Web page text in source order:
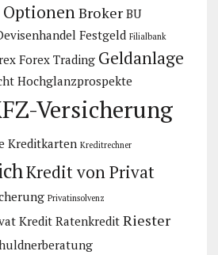
Broker BU
Festgeld Filialbank
Forex Trading Geldanlage
Hochglanzprospekte
Versicherung
Kreditkarten Kreditrechner
Kredit von Privat
Privatinsolvenz
Kredit Ratenkredit Riester